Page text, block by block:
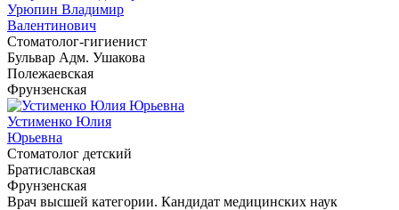
Урюпин Владимир
Валентинович
Cтоматолог-гигиенист
Бульвар Адм. Ушакова
Полежаевская
Фрунзенская
Устименко Юлия
Юрьевна
Cтоматолог детский
Братиславская
Фрунзенская
Врач высшей категории. Кандидат медицинских наук